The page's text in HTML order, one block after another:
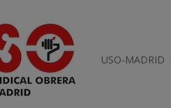
USO-MADRID